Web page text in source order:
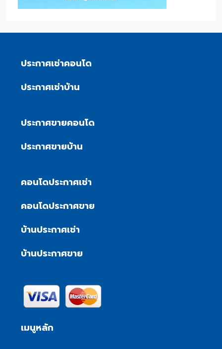
ประกาศเช่าคอนโด
ประกาศเช่าบ้าน
ประกาศขายคอนโด
ประกาศขายบ้าน
คอนโดประกาศเช่า
คอนโดประกาศขาย
บ้านประกาศเช่า
บ้านประกาศขาย
เมนูหลัก